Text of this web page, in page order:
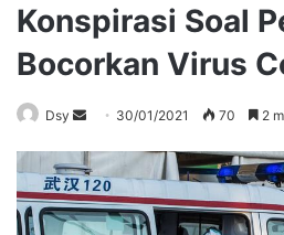
Konspirasi Soal
Bocorkan Virus
Dsy
Send
email
30/01/2021 70 2